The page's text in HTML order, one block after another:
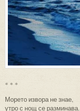
* * *
Морето извора не знае,
утро с нощ се разминава.